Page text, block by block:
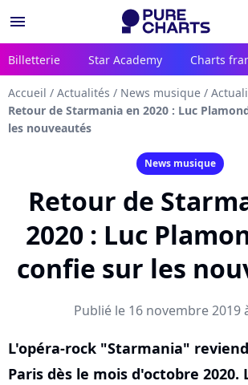
menu
Billetterie Star Academy Charts
Accueil / Actualités / News musique /
Retour de Starmania en 2020 : Luc
les nouveautés
News musique
Retour de
2020 : Luc
confie sur les
Publié le 16 novembre 2019
L'opéra-rock "Starmania"
Paris dès le mois d'octobre 2020.